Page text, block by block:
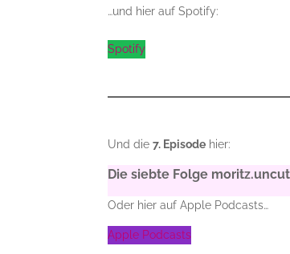
…und hier auf Spotify:
Spotify
Und die7. Episode hier:
Die siebte Folge
Oder hier auf Apple Podcasts…
Apple Podcasts